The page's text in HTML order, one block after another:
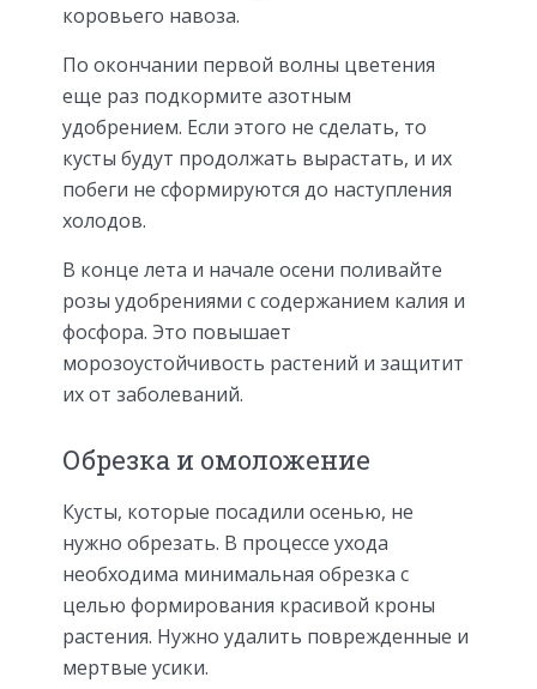
коровьего навоза.
По окончании первой волны цветения
еще раз подкормите азотным
удобрением. Если этого не сделать, то
кусты будут продолжать вырастать, и их
побеги не сформируются до наступления
холодов.
В конце лета и начале осени поливайте
розы удобрениями с содержанием калия и
фосфора. Это повышает
морозоустойчивость растений и защитит
их от заболеваний.
Обрезка и омоложение
Кусты, которые посадили осенью, не
нужно обрезать. В процессе ухода
необходима минимальная обрезка с
целью формирования красивой кроны
растения. Нужно удалить поврежденные и
мертвые усики.